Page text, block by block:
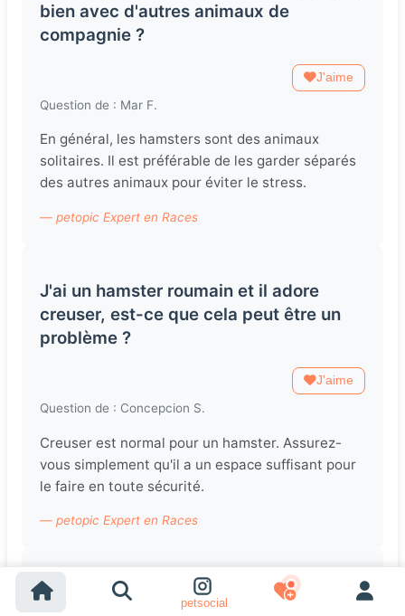
petsocial
bien avec d'autres animaux de
compagnie ?
J'aime
Question de : Mar F.
En général, les hamsters sont des animaux
solitaires. Il est préférable de les garder séparés
des autres animaux pour éviter le stress.
— petopic Expert en Races
J'ai un hamster roumain et il adore
creuser, est-ce que cela peut être un
problème ?
J'aime
Question de : Concepcion S.
Creuser est normal pour un hamster. Assurez-
vous simplement qu'il a un espace suffisant pour
le faire en toute sécurité.
— petopic Expert en Races
Mon hamster roumain fait beaucoup de